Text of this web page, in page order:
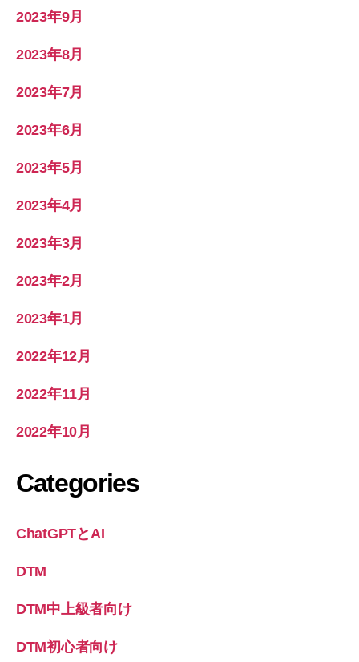
2023年9月
2023年8月
2023年7月
2023年6月
2023年5月
2023年4月
2023年3月
2023年2月
2023年1月
2022年12月
2022年11月
2022年10月
Categories
ChatGPTとAI
DTM
DTM中上級者向け
DTM初心者向け